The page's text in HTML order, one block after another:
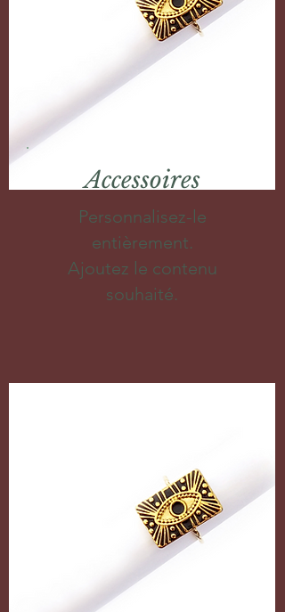
Accessoires
Personnalisez-le
entièrement.
Ajoutez le contenu
souhaité.